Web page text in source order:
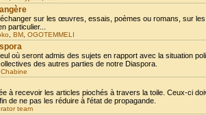
sur les œuvres, essais, poèmes ou romans, sur
particulier...
BM OGOTEMMELI
où seront admis des sujets en rapport avec la situation
des autres parties de notre Diaspora.
Chabine
à recevoir les articles piochés à travers la toile. Ceux-ci
de ne pas les réduire à l'état de propagande.
team